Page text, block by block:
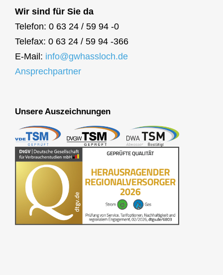
Wir sind für Sie da
Telefon: 0 63 24 / 59 94 -0
Telefax: 0 63 24 / 59 94 -366
E-Mail: info@gwhassloch.de
Ansprechpartner
Unsere Auszeichnungen